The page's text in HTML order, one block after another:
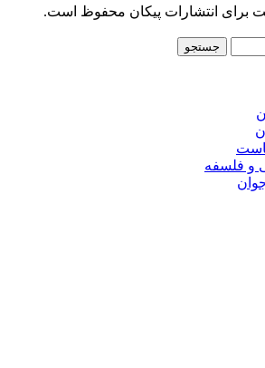
برای انتشارات پیکان محفوظ است.
جستجو
و فلسفه